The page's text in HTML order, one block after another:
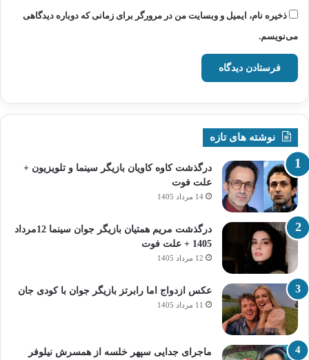
ذخیره نام، ایمیل و وبسایت من در مرورگر برای زمانی که دوباره دیدگاهی
می‌نویسم.
نوشته های تازه
درگذشت کاوه کاویان بازیگر سینما و تلویزیون +
علت فوت
14 مرداد 1405
درگذشت مریم همتیان بازیگر جوان سینما 12مرداد
1405 + علت فوت
12 مرداد 1405
عکس ازدواج اما رابرتز بازیگر جوان با کودی جان
11 مرداد 1405
ماجرای جدایی سپهر خلسه از همسرش نیلوفر